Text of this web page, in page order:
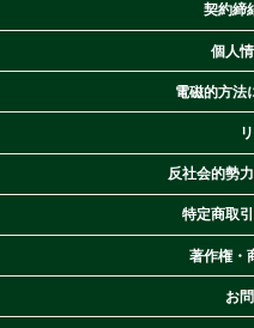
契約締
個人
電磁的方法
反社会的勢
特定商取
著作権・
お